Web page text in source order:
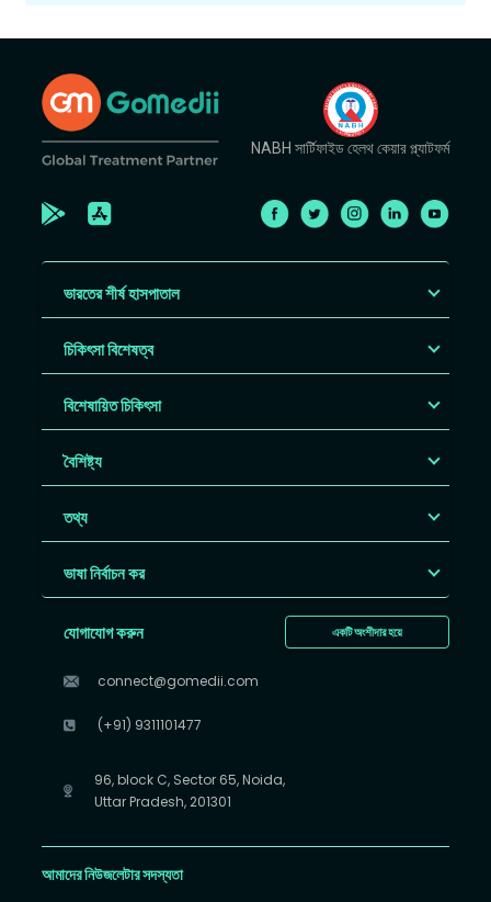
NABH সার্টিফাইড হেলথ কেয়ার প্ল্যাটফর্ম
ভারতের শীর্ষ হাসপাতাল
চিকিৎসা বিশেষত্ব
বিশেষায়িত চিকিৎসা
বৈশিষ্ট্য
তথ্য
ভাষা নির্বাচন কর
একটি অংশীদার হয়ে
যোগাযোগ করুন
connect@gomedii.com
(+91) 9311101477
96, block C, Sector 65, Noida,
Uttar Pradesh, 201301
আমাদের নিউজলেটার সদস্যতা